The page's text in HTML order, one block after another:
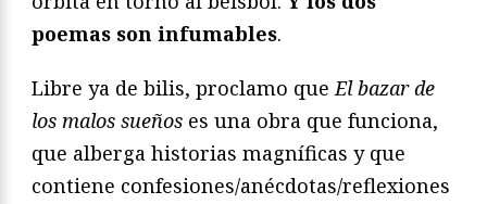
poemas son infumables.
Libre ya de bilis, proclamo queEl bazar de
los malos sueños es una obra que funciona,
que alberga historias magníficas y que
contiene confesiones/anécdotas/reflexiones